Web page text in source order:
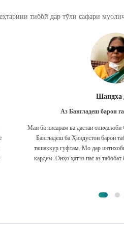
тиббӣ дар тӯли сафари
Фурканул
Аз Бангладеш барои
Ман тамоми умедро дода будам, ки
гуна табобатро гирифта метавонам.
лутфи Худо бо GoMedii дучор